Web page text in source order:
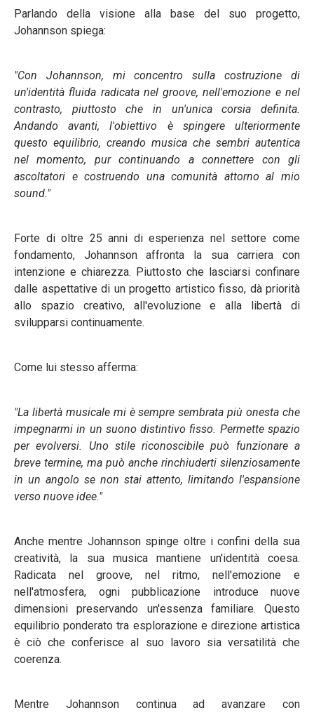
Parlando della visione alla base del suo progetto,
Johannson spiega:
"Con Johannson, mi concentro sulla costruzione di
un'identità fluida radicata nel groove, nell'emozione e nel
contrasto, piuttosto che in un'unica corsia definita.
Andando avanti, l'obiettivo è spingere ulteriormente
questo equilibrio, creando musica che sembri autentica
nel momento, pur continuando a connettere con gli
ascoltatori e costruendo una comunità attorno al mio
sound."
Forte di oltre 25 anni di esperienza nel settore come
fondamento, Johannson affronta la sua carriera con
intenzione e chiarezza. Piuttosto che lasciarsi confinare
dalle aspettative di un progetto artistico fisso, dà priorità
allo spazio creativo, all'evoluzione e alla libertà di
svilupparsi continuamente.
Come lui stesso afferma:
"La libertà musicale mi è sempre sembrata più onesta che
impegnarmi in un suono distintivo fisso. Permette spazio
per evolversi. Uno stile riconoscibile può funzionare a
breve termine, ma può anche rinchiuderti silenziosamente
in un angolo se non stai attento, limitando l'espansione
verso nuove idee."
Anche mentre Johannson spinge oltre i confini della sua
creatività, la sua musica mantiene un'identità coesa.
Radicata nel groove, nel ritmo, nell'emozione e
nell'atmosfera, ogni pubblicazione introduce nuove
dimensioni preservando un'essenza familiare. Questo
equilibrio ponderato tra esplorazione e direzione artistica
è ciò che conferisce al suo lavoro sia versatilità che
coerenza.
Mentre Johannson continua ad avanzare con